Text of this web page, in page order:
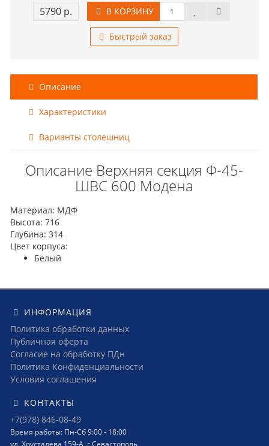
5790 р. В КОРЗИНУ
Быстрый заказ
Описание
Характеристики
Варианты столешниц
Описание Верхняя секция Ф-45-
ШВС 600 Модена
Материал: МДФ
Высота: 716
Глубина: 314
Цвет корпуса:
Белый
ИНФОРМАЦИЯ
Политика обработки данных
Публичная оферта
Согласие на обработку ПДн
Политика Конфиденциальности
Условия соглашения
КОНТАКТЫ
+7(978) 846-08-49
Время работы: Пн-Сб 9:00 - 18:00